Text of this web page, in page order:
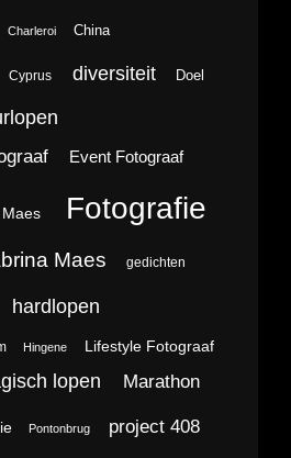
Charleroi China
Cyprus diversiteit Doel
Event Fotograaf
Fotografie
Maes gedichten
hardlopen
Hingene Lifestyle Fotograaf
lopen Marathon
Pontonbrug project 408